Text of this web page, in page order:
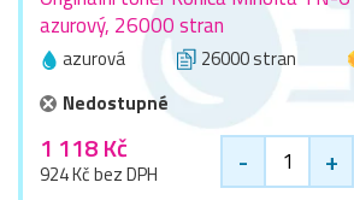
azurový, 26000 stran
azurová 26000 stran
Nedostupné
1 118 Kč
924 Kč bez DPH - +